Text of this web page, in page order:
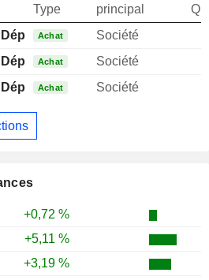
+0,72 %
+5,11 %
+3,19 %
Type
principal
et Consignations
Achat Société
et Consignations
Achat Société
et Consignations
Achat Société